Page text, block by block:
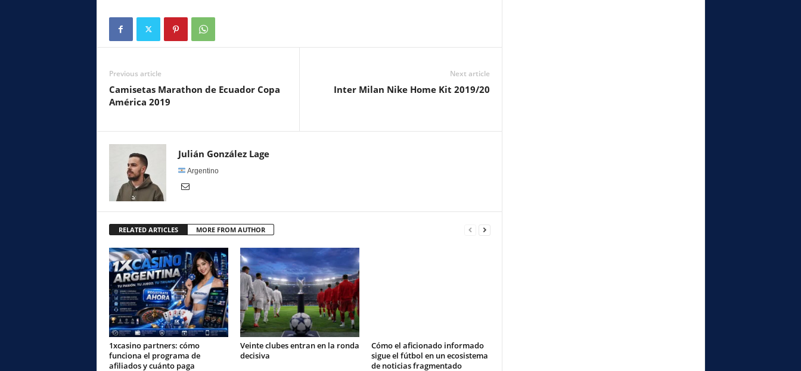
Previous article
Camisetas Marathon de Ecuador Copa
América 2019
Next article
Inter Milan Nike Home Kit 2019/20
Julián González Lage
Argentino
RELATED ARTICLES MORE FROM AUTHOR
1xcasino partners: cómo
funciona el programa de
afiliados y cuánto paga
Veinte clubes entran en la ronda
decisiva
Cómo el aficionado informado
sigue el fútbol en un ecosistema
de noticias fragmentado